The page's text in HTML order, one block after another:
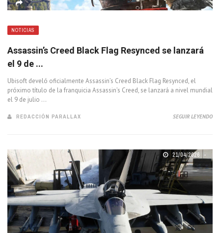
NOTICIAS
Assassin’s Creed Black Flag Resynced se lanzará
el 9 de ...
Ubisoft develó oficialmente Assassin’s Creed Black Flag Resynced, el
próximo título de la franquicia Assassin’s Creed, se lanzará a nivel mundial
el 9 de julio ...
REDACCIÓN PARALLAX SEGUIR LEYENDO
21/04/2026